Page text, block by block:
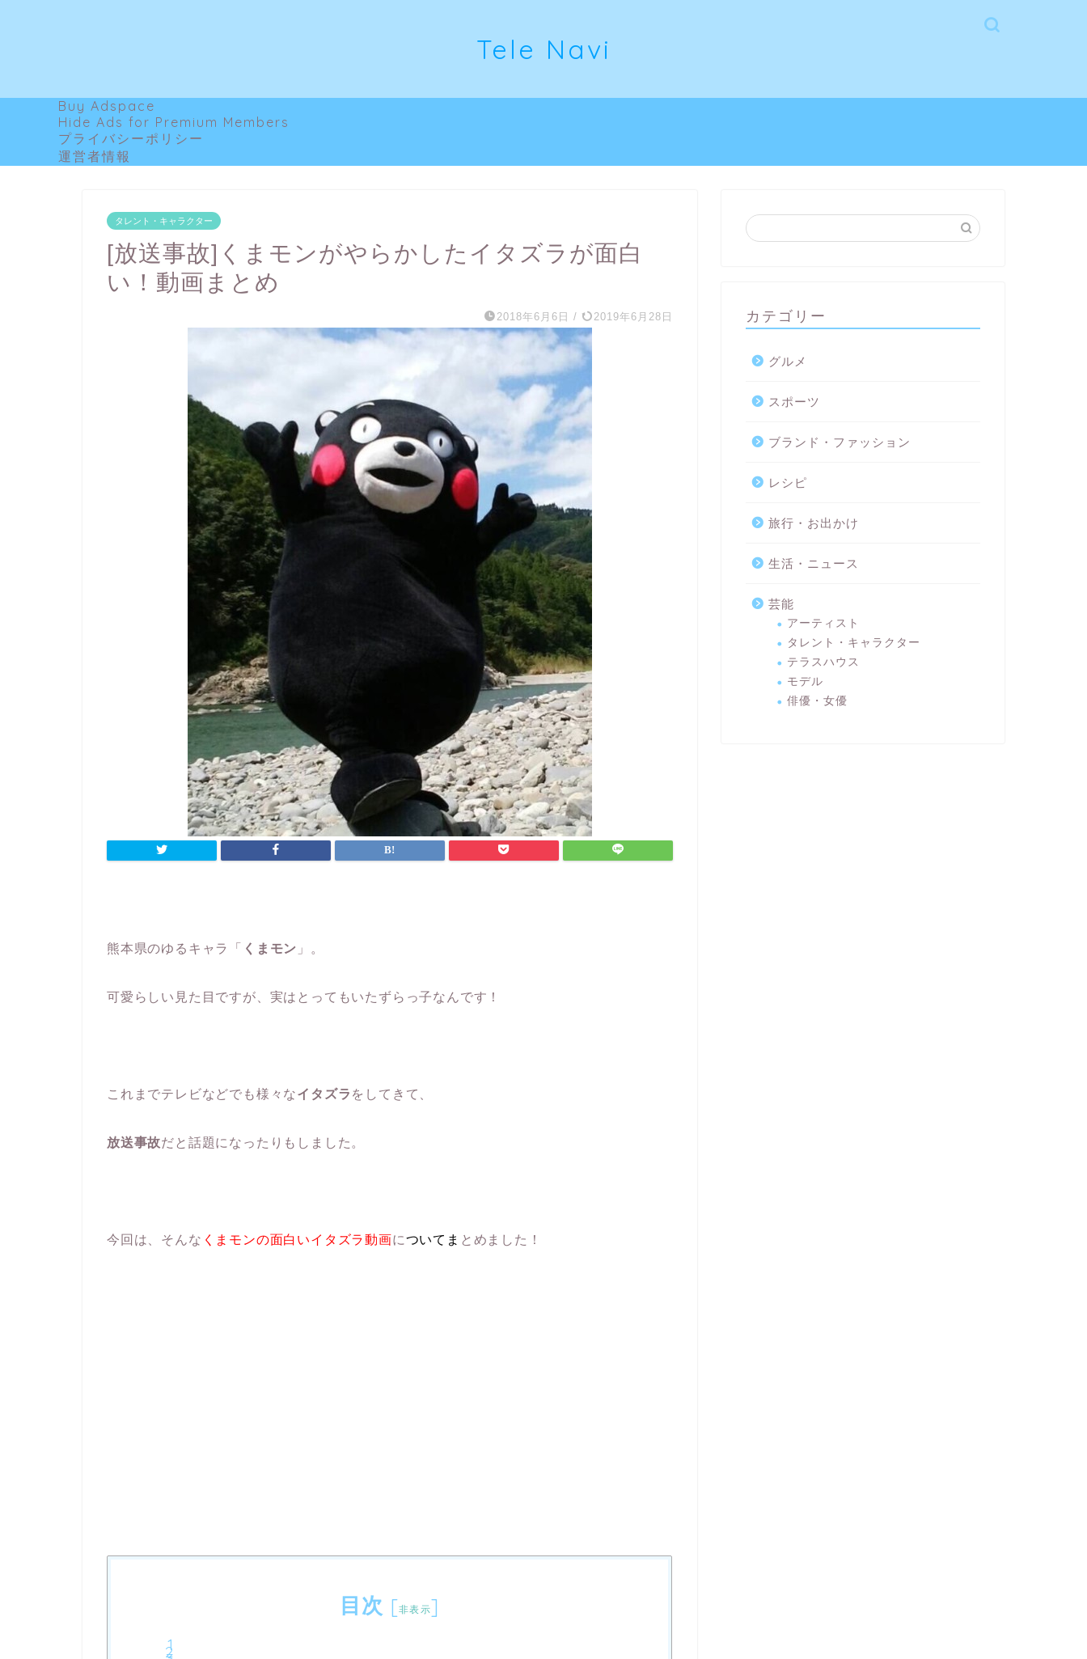
Tele Navi
Buy Adspace
Hide Ads for Premium Members
プライバシーポリシー
運営者情報
タレント・キャラクター
[放送事故]くまモンがやらかしたイタズラが面白
い！動画まとめ
2018年6月6日 / 2019年6月28日
熊本県のゆるキャラ「 くまモン 」。
可愛らしい見た目ですが、実はとってもいたずらっ子なんです！
これまでテレビなどでも様々なイタズラ をしてきて、
放送事故だと話題になったりもしました。
今回は、そんな くまモンの面白いイタズラ動画について ま とめました！
目次 [非表示]
カテゴリー
グルメ
スポーツ
ブランド・ファッション
レシピ
旅行・お出かけ
生活・ニュース
芸能
アーティスト
タレント・キャラクター
テラスハウス
モデル
俳優・女優